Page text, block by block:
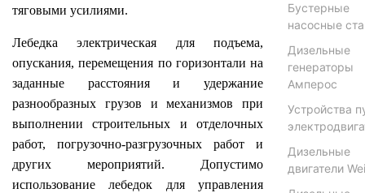
тяговыми усилиями.
Лебедка электрическая для подъема,
опускания, перемещения по горизонтали на
заданные расстояния и удержание
разнообразных грузов и механизмов при
выполнении строительных и отделочных
работ, погрузочно-разгрузочных работ и
других мероприятий. Допустимо
использование лебедок для управления
Бустерные
насосные
Дизельные
генераторы
Амперос
Устройства
Дизельные
двигатели